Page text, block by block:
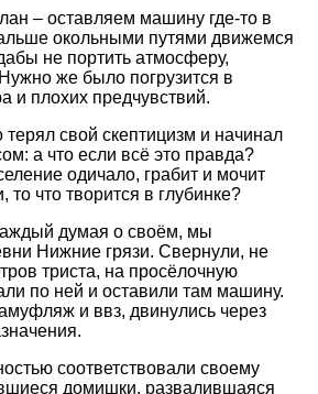
– оставляем машину где-то в
окольными путями движемся
не портить атмосферу,
же было погрузится в
плохих предчувствий.
терял свой скептицизм и начинал
а что если всё это правда?
одичало, грабит и мочит
то что творится в глубинке?
думая о своём, мы
Нижние грязи. Свернули, не
триста, на просёлочную
по ней и оставили там машину.
и ввз, двинулись через
соответствовали своему
домишки, развалившаяся